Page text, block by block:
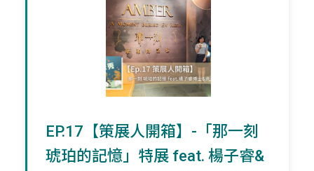
EP.17【策展人開箱】-「那一刻
琥珀的記憶」特展 feat. 楊子睿&